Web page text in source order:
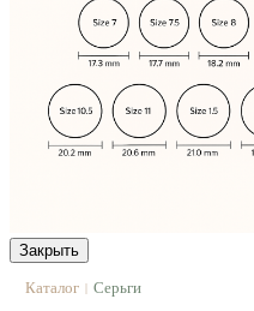
Закрыть
Каталог | Серьги